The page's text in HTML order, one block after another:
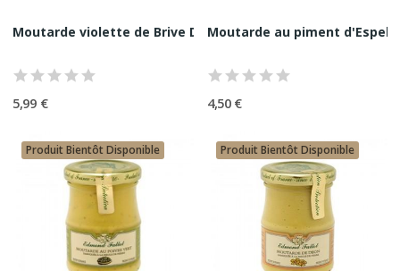
Moutarde violette de Brive Denoix 200G
5,99 €
Moutarde au piment
4,50 €
Produit Bientôt Disponible Produit Bientôt Disponible